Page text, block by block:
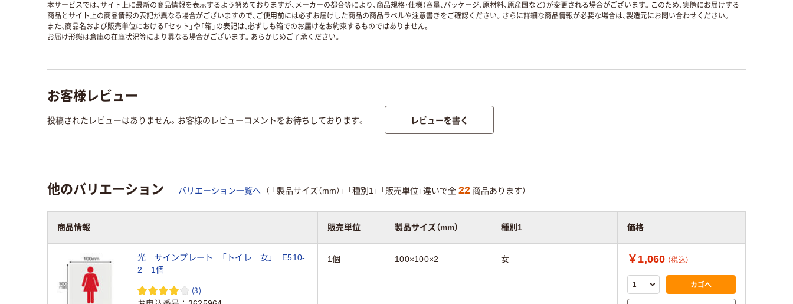
本サービスでは、サイト上に最新の商品情報を表示するよう努めておりますが、メーカーの都合等により、商品規格・仕様（容量、パッケージ、原材料、原産国など）が変更される場合がございます。このため、実際にお届けする
商品とサイト上の商品情報の表記が異なる場合がございますので、ご使用前には必ずお届けした商品の商品ラベルや注意書きをご確認ください。さらに詳細な商品情報が必要な場合は、製造元にお問い合わせください。
また、商品名および販売単位における「セット」や「箱」の表記は、必ずしも箱でのお届けをお約束するものではありません。
お届け形態は倉庫の在庫状況等により異なる場合がございます。あらかじめご了承ください。
お客様レビュー
投稿されたレビューはありません。お客様のレビューコメントをお待ちしております。 レビューを書く
他のバリエーション バリエーション一覧へ （ 「製品サイズ（mm）」 「種別1」 「販売単位」違いで全 22 商品あります）
商品情報 販売単位 製品サイズ（mm） 種別1 価格
光 サインプレート 「トイレ 女」 E510-
2 1個
(3)
1個 100×100×2 女 ￥1,060 （税込）
カゴへ